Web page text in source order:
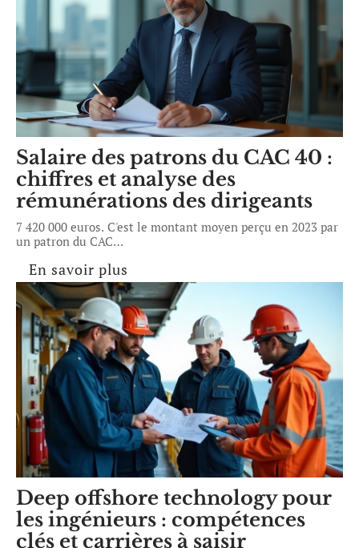
Salaire des patrons du CAC 40 :
chiffres et analyse des
rémunérations des dirigeants
7 420 000 euros. C'est le montant moyen perçu en 2023 par
un patron du CAC…
En savoir plus
Deep offshore technology pour
les ingénieurs : compétences
clés et carrières à saisir